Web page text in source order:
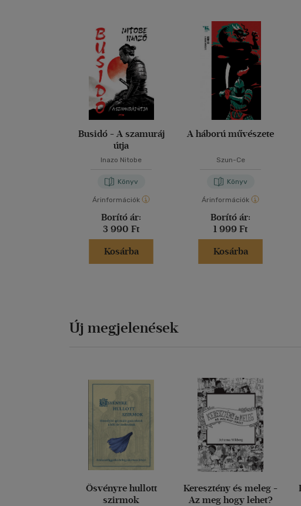
Busidó - A szamuráj
útja
Inazo Nitobe
Könyv
Árinformációk
Borító ár:
3 990 Ft
Kosárba
A háború művészete
Szun-Ce
Könyv
Árinformációk
Borító ár:
1 999 Ft
Kosárba
Új megjelenések
Ösvényre hullott
szirmok
Keresztény és meleg -
Az meg hogy lehet?